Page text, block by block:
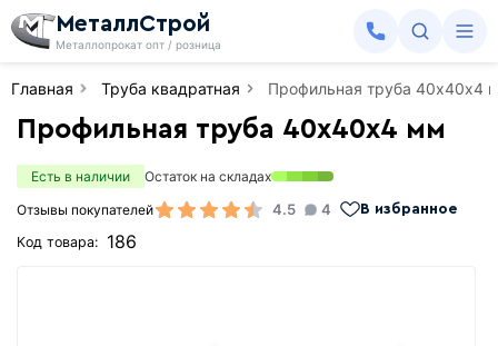
МеталлСтрой
Металлопрокат опт / розница
Главная Труба квадратная Профильная труба 40х40х4
Профильная труба 40х40х4 мм
Есть в наличии
Остаток на складах
Отзывы покупателей
4.5 4 В избранное
Код товара: 186